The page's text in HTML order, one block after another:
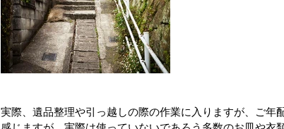
実際、遺品整理や引っ越しの際の作業に入りますが、ご年